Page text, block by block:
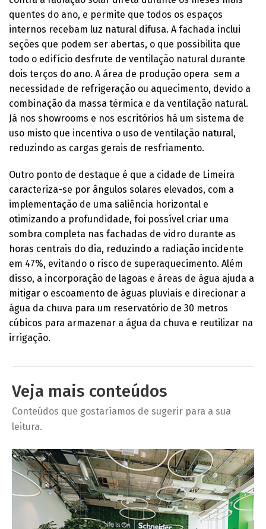
quentes do ano, e permite que todos os espaços
internos recebam luz natural difusa. A fachada inclui
seções que podem ser abertas, o que possibilita que
todo o edifício desfrute de ventilação natural durante
dois terços do ano. A área de produção opera sem a
necessidade de refrigeração ou aquecimento, devido a
combinação da massa térmica e da ventilação natural.
Já nos showrooms e nos escritórios há um sistema de
uso misto que incentiva o uso de ventilação natural,
reduzindo as cargas gerais de resfriamento.
Outro ponto de destaque é que a cidade de Limeira
caracteriza-se por ângulos solares elevados, com a
implementação de uma saliência horizontal e
otimizando a profundidade, foi possível criar uma
sombra completa nas fachadas de vidro durante as
horas centrais do dia, reduzindo a radiação incidente
em 47%, evitando o risco de superaquecimento. Além
disso, a incorporação de lagoas e áreas de água ajuda a
mitigar o escoamento de águas pluviais e direcionar a
água da chuva para um reservatório de 30 metros
cúbicos para armazenar a água da chuva e reutilizar na
irrigação.
Veja mais conteúdos
Conteúdos que gostaríamos de sugerir para a sua
leitura.